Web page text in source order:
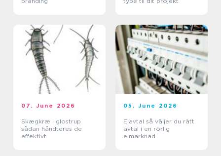
07. June 2026
Skægkræ i glostrup
sådan håndteres de
effektivt
05. June 2026
Elavtal så väljer du rätt
avtal i en rörlig
elmarknad